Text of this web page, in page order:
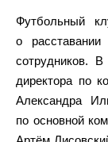
Футбольный
о
сотрудников.
директора по
Александра
по основной